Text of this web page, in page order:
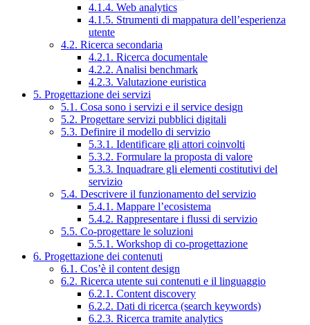
4.1.4. Web analytics
4.1.5. Strumenti di mappatura dell’esperienza
utente
4.2. Ricerca secondaria
4.2.1. Ricerca documentale
4.2.2. Analisi benchmark
4.2.3. Valutazione euristica
5. Progettazione dei servizi
5.1. Cosa sono i servizi e il service design
5.2. Progettare servizi pubblici digitali
5.3. Definire il modello di servizio
5.3.1. Identificare gli attori coinvolti
5.3.2. Formulare la proposta di valore
5.3.3. Inquadrare gli elementi costitutivi del
servizio
5.4. Descrivere il funzionamento del servizio
5.4.1. Mappare l’ecosistema
5.4.2. Rappresentare i flussi di servizio
5.5. Co-progettare le soluzioni
5.5.1. Workshop di co-progettazione
6. Progettazione dei contenuti
6.1. Cos’è il content design
6.2. Ricerca utente sui contenuti e il linguaggio
6.2.1. Content discovery
6.2.2. Dati di ricerca (search keywords)
6.2.3. Ricerca tramite analytics